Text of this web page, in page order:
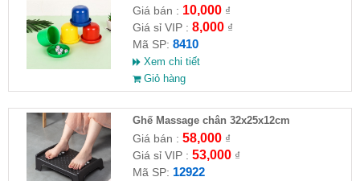
Giá bán : 10,000₫
Giá sỉ VIP : 8,000₫
Mã SP: 8410
Xem chi tiết
Giỏ hàng
Ghế Massage chân 32x25x12cm
Giá bán : 58,000₫
Giá sỉ VIP : 53,000₫
Mã SP: 12922